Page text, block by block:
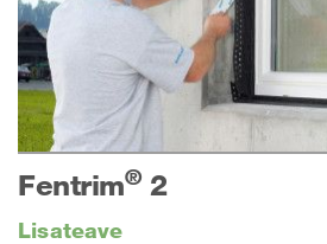
Fentrim® 2
Lisateave